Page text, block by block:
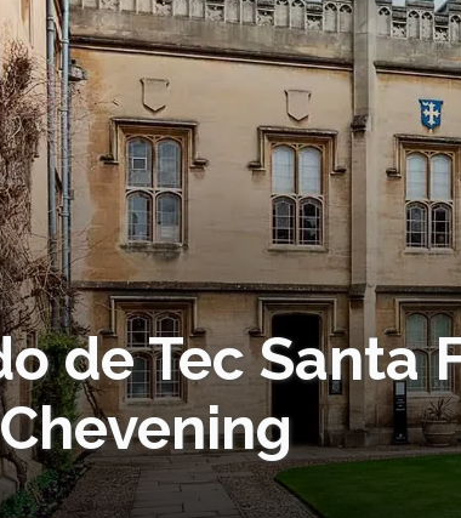
de Tec Santa